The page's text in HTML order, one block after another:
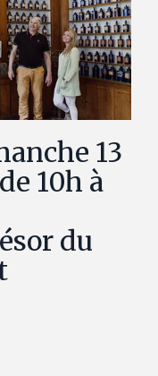
passé resté
13
10h à
du